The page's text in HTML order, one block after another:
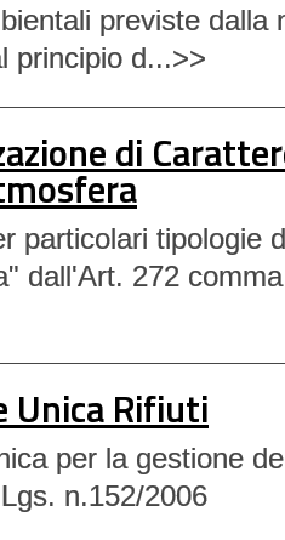
previste dalla
principio d...>>
di
particolari tipologie
dall'Art. 272
Unica Rifiuti
per la gestione
n.152/2006